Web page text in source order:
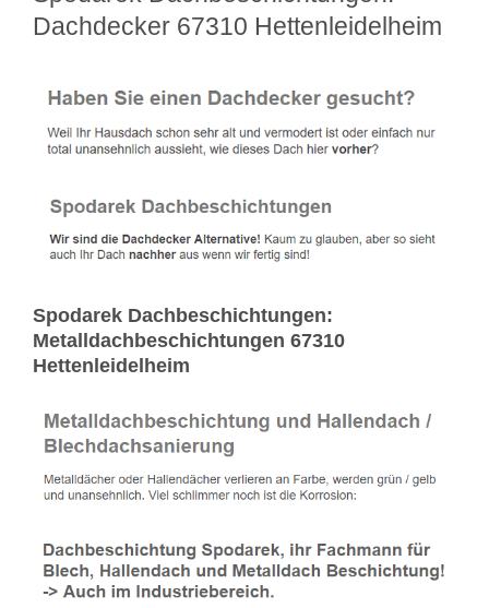
Dachdecker 67310 Hettenleidelheim
Spodarek Dachbeschichtungen:
Metalldachbeschichtungen 67310
Hettenleidelheim